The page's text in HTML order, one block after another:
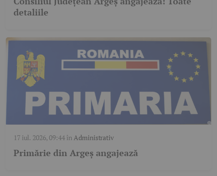
detaliile
17 iul. 2026, 09:44înAdministrativ
Primărie din Argeș angajează